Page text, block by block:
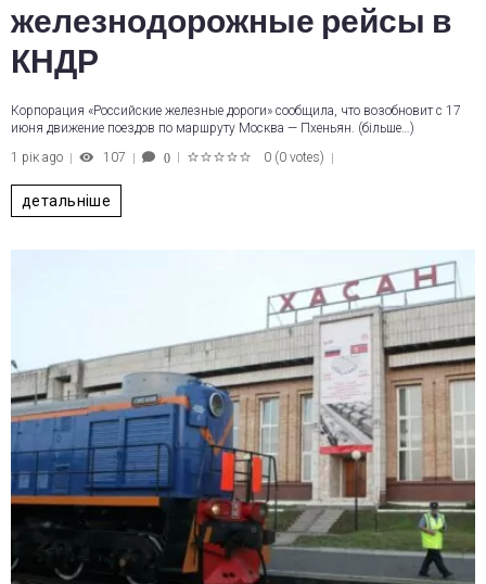
железнодорожные рейсы в
КНДР
Корпорация «Российские железные дороги» сообщила, что возобновит с 17
июня движение поездов по маршруту Москва — Пхеньян. (більше…)
1 рік ago
107 0 0 (0 votes)
детальніше